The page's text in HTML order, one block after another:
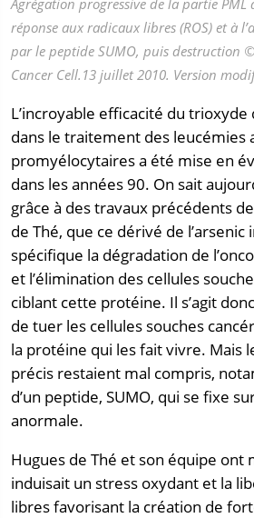
Agrégation progressive de la partie PML
réponse aux radicaux libres (ROS) et à
par le peptide SUMO, puis destruction
Cancer Cell.13 juillet 2010. Version
L’incroyable efficacité du trioxyde
dans le traitement des leucémies
promyélocytaires a été mise en
dans les années 90. On sait
grâce à des travaux précédents
de Thé, que ce dérivé de
spécifique la dégradation de
et l’élimination des cellules
ciblant cette protéine. Il s’agit
de tuer les cellules souches
la protéine qui les fait vivre. Mais
précis restaient mal compris,
d’un peptide, SUMO, qui se fixe
anormale.
Hugues de Thé et son équipe ont
induisait un stress oxydant et la
libres favorisant la création de